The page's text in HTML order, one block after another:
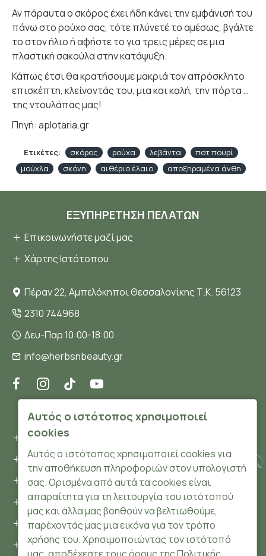
Αν πάραυτα ο σκόρος έχει ήδη κάνει την εμφάνισή του
πάνω στο ρούχο σας, τότε πλύνετέ το αμέσως, βγάλτε
το στον ήλιο ή αφήστε το για τρεις μέρες σε μια
πλαστική σακούλα στην κατάψυξη.
Κάπως έτσι θα κρατήσουμε μακριά τον απρόσκλητο
επισκέπτη, κλείνοντάς του, μια και καλή, την πόρτα …
της ντουλάπας μας!
Πηγή: aplotaria.gr
Ετικέτες: σκόρος ρούχα λεβάντα
ποτ πουρί
μούχλα
σκόνη αιθέριο έλαιο αποξηραμένα άνθη
ΕΞΥΠΗΡΈΤΗΣΗ ΠΕΛΑΤΏΝ
Επικοινωνήστε μαζί μας
Χάρτης Ιστότοπου
Πέραν 22, Αμπελόκηποι Θεσσαλονίκης Τ.Κ. 56123
2310 744968
Δευ-Παρ 10:00-18:00
info@herbsnbeauty.gr
ΠΛΗΡΟΦΟΡΊΕΣ
Όροι και συνθήκες
Προσωπικά δεδομένα
Ασφάλεια
Τρόποι Πληρωμής
Τρόποι Αποστολής
Επιστροφές Προϊόντων
Αυτός ο ιστότοπος χρησιμοποιεί
cookies
Αυτός ο ιστότοπος χρησιμοποιεί cookies για
την αποθήκευση πληροφοριών στον υπολογιστή
σας. Ορισμένα από αυτά τα cookies είναι
απαραίτητα για τη λειτουργία του ιστότοπού
μας και άλλα μας βοηθούν να βελτιωθούμε,
παρέχοντάς μας μια εικόνα για τον τρόπο
χρήσης του. Χρησιμοποιώντας τον ιστότοπό